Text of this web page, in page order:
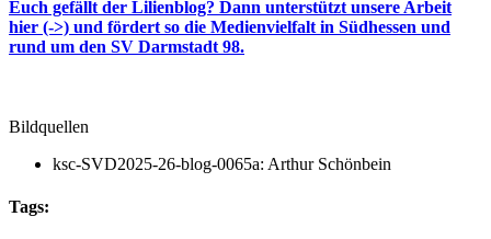
Euch gefällt der Lilienblog? Dann unterstützt unsere Arbeit
hier (->) und fördert so die Medienvielfalt in Südhessen und
rund um den SV Darmstadt 98.
Bildquellen
ksc-SVD2025-26-blog-0065a: Arthur Schönbein
Tags: